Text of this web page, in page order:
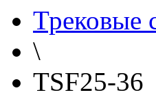
Трековые
\
TSF25-36